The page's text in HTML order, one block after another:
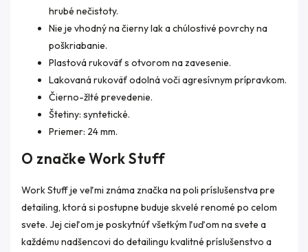
hrubé nečistoty.
Nie je vhodný na čierny lak a chúlostivé povrchy na
poškriabanie.
Plastová rukoväť s otvorom na zavesenie.
Lakovaná rukoväť odolná voči agresívnym prípravkom.
Čierno-žlté prevedenie.
Štetiny: syntetické.
Priemer: 24 mm.
O značke Work Stuff
Work Stuff je veľmi známa značka na poli príslušenstva pre
detailing, ktorá si postupne buduje skvelé renomé po celom
svete. Jej cieľom je poskytnúť všetkým ľuďom na svete a
každému nadšencovi do detailingu kvalitné príslušenstvo a